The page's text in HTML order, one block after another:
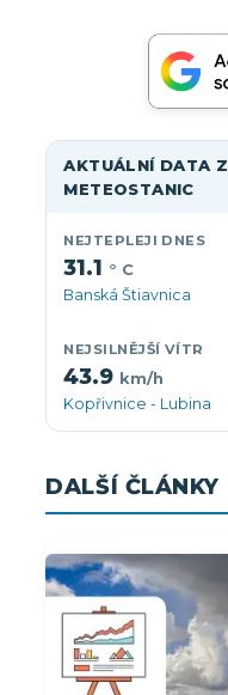
AKTUÁLNÍ DATA Z
METEOSTANIC
NEJTEPLEJI DNES
31.1 ° C
Banská Štiavnica
NEJSILNĚJŠÍ VÍTR
43.9 km/h
Kopřivnice - Lubina
DALŠÍ ČLÁNKY